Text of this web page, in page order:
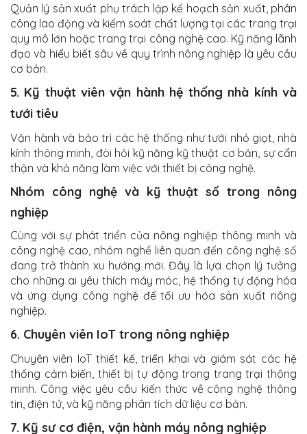
Quản lý sản xuất phụ trách lập kế hoạch sản xuất, phân
công lao động và kiểm soát chất lượng tại các trang trại
quy mô lớn hoặc trang trại công nghệ cao. Kỹ năng lãnh
đạo và hiểu biết sâu về quy trình nông nghiệp là yêu cầu
cơ bản.
5. Kỹ thuật viên vận hành hệ thống nhà kính và
tưới tiêu
Vận hành và bảo trì các hệ thống như tưới nhỏ giọt, nhà
kính thông minh, đòi hỏi kỹ năng kỹ thuật cơ bản, sự cẩn
thận và khả năng làm việc với thiết bị công nghệ.
Nhóm công nghệ và kỹ thuật số trong nông
nghiệp
Cùng với sự phát triển của nông nghiệp thông minh và
công nghệ cao, nhóm nghề liên quan đến công nghệ số
đang trở thành xu hướng mới. Đây là lựa chọn lý tưởng
cho những ai yêu thích máy móc, hệ thống tự động hóa
và ứng dụng công nghệ để tối ưu hóa sản xuất nông
nghiệp.
6. Chuyên viên IoT trong nông nghiệp
Chuyên viên IoT thiết kế, triển khai và giám sát các hệ
thống cảm biến, thiết bị tự động trong trang trại thông
minh. Công việc yêu cầu kiến thức về công nghệ thông
tin, điện tử, và kỹ năng phân tích dữ liệu cơ bản.
7. Kỹ sư cơ điện, vận hành máy nông nghiệp